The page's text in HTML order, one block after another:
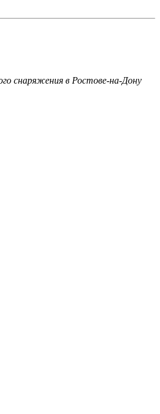
снаряжения в Ростове-на-Дону